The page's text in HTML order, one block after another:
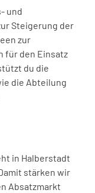
und
Steigerung der
zur
für den Einsatz
du die
die Abteilung
in Halberstadt
stärken wir
Absatzmarkt